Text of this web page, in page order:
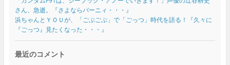
さん、急逝。『さよならバーニィ・・・』
浜ちゃんとＹＯＵが、「ごぶごぶ」で「ごっつ」時代を語る！『久々に
『ごっつ』見たくなった・・・』
最近のコメント